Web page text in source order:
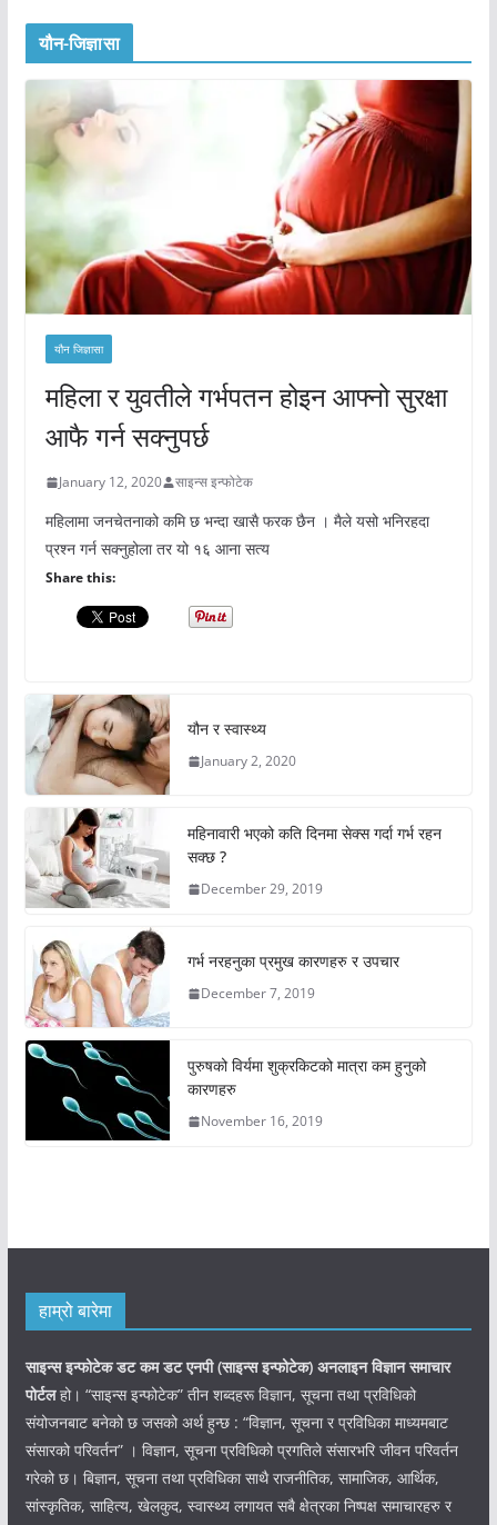
यौन-जिज्ञासा
यौन जिज्ञासा
महिला र युवतीले गर्भपतन होइन आफ्नो सुरक्षा
आफै गर्न सक्नुपर्छ
January 12, 2020 साइन्स इन्फोटेक
महिलामा जनचेतनाको कमि छ भन्दा खासै फरक छैन । मैले यसो भनिरहदा
प्रश्न गर्न सक्नुहोला तर यो १६ आना सत्य
Share this:
यौन र स्वास्थ्य
January 2, 2020
महिनावारी भएको कति दिनमा सेक्स गर्दा गर्भ रहन
सक्छ ?
December 29, 2019
गर्भ नरहनुका प्रमुख कारणहरु र उपचार
December 7, 2019
पुरुषको विर्यमा शुक्रकिटको मात्रा कम हुनुको
कारणहरु
November 16, 2019
हाम्रो बारेमा
साइन्स इन्फोटेक डट कम डट एनपी (साइन्सइन्फोटेक) अनलाइन विज्ञान समाचार
पोर्टलहो। “साइन्स इन्फोटेक” तीन शब्दहरू विज्ञान, सूचना तथा प्रविधिको
संयोजनबाट बनेको छ जसको अर्थ हुन्छ : “विज्ञान, सूचना र प्रविधिका माध्यमबाट
संसारको परिवर्तन” । विज्ञान, सूचना प्रविधिको प्रगतिले संसारभरि जीवन परिवर्तन
गरेको छ। बिज्ञान, सूचना तथा प्रविधिका साथै राजनीतिक, सामाजिक, आर्थिक,
सांस्कृतिक, साहित्य, खेलकुद, स्वास्थ्य लगायत सबै क्षेत्रका निष्पक्ष समाचारहरु र